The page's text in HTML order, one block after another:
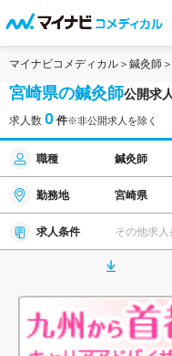
マイナビコメディカル 鍼灸師
宮崎県の鍼灸師公開求
求人数 0 件※非公開求人を除く
職種 鍼灸師
勤務地 宮崎県
求人条件 その他求